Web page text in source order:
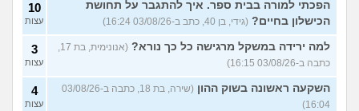
הפכתי למורה בבית ספר. איך להתגבר על תחושת
הכישלון בחיים? (גידי, בן 40, כתב ב-03/08/26 16:24)
10
עצות
למה ירידה במשקל מרגישה כל כך נורא?
כתבה ב-03/08/26 16:15)
3
עצות
השקעה ראשונה בשוק ההון
(שירה, בת 18, כתבה ב-03/08/26
16:04)
4
עצות